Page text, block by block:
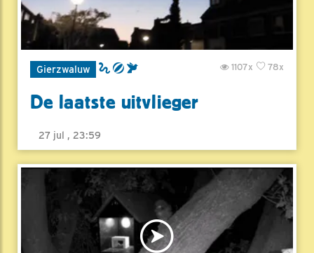
Gierzwaluw 78x
1107x
De laatste uitvlieger
27 jul , 23:59